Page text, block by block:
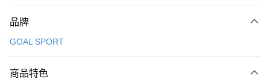
付款後7-11取貨
品牌
GOAL SPORT
商品特色